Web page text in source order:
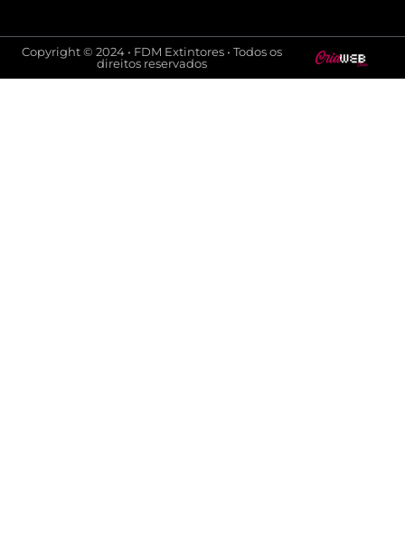
Copyright © 2024 • FDM Extintores • Todos os
direitos reservados